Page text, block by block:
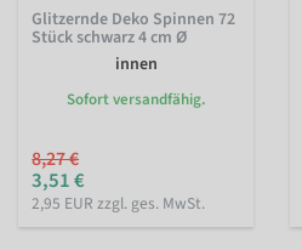
Glitzernde Deko Spinnen 72
Stück schwarz 4 cm Ø
innen
Sofort versandfähig.
8,27 €
3,51 €
2,95 EUR zzgl. ges. MwSt.